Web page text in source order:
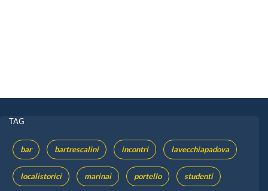
TAG
bar bartrescalini incontri lavecchiapadova
localistorici marinai portello studenti